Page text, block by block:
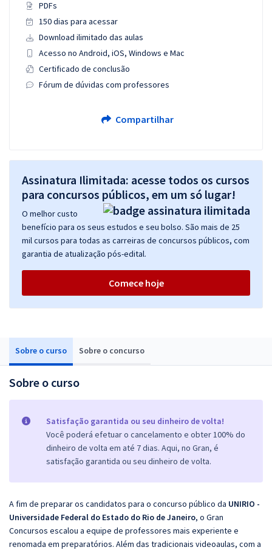
Sobre o curso Sobre o concurso
Sobre o curso
Satisfação garantida ou seu dinheiro de volta!
Você poderá efetuar o cancelamento e obter 100% do
dinheiro de volta em até 7 dias. Aqui, no Gran, é
satisfação garantida ou seu dinheiro de volta.
A fim de preparar os candidatos para o concurso público da UNIRIO -
Universidade Federal do Estado do Rio de Janeiro, o Gran
Concursos escalou a equipe de professores mais experiente e
renomada em preparatórios. Além das tradicionais videoaulas, com a
PDFs
150 dias para acessar
Download ilimitado das aulas
Acesso no Android, iOS, Windows e Mac
Certificado de conclusão
Fórum de dúvidas com professores
Compartilhar
Assinatura Ilimitada: acesse todos os cursos
para concursos públicos, em um só lugar!
O melhor custo
benefício para os seus estudos e seu bolso. São mais de 25
mil cursos para todas as carreiras de concursos públicos, com
garantia de atualização pós-edital.
Comece hoje